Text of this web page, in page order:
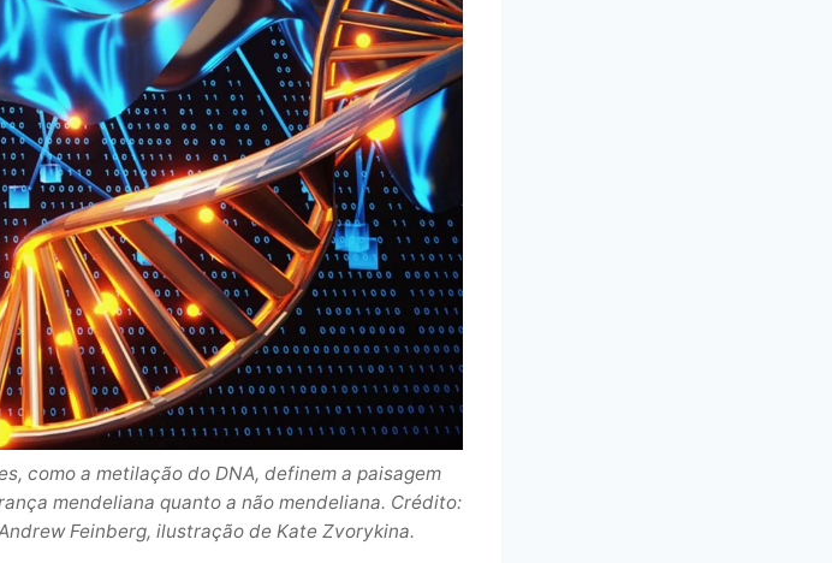
como a metilação do DNA, definem a paisagem
mendeliana quanto a não mendeliana. Crédito:
Feinberg, ilustração de Kate Zvorykina.